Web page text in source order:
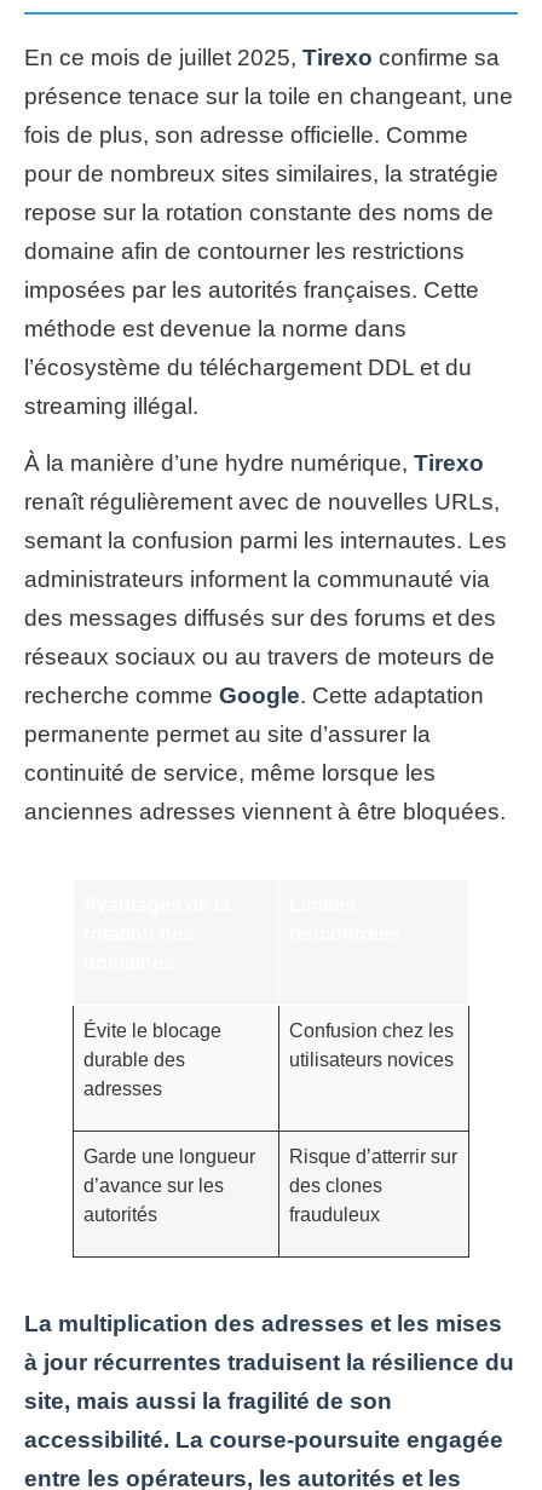
En ce mois de juillet 2025, Tirexo confirme sa
présence tenace sur la toile en changeant, une
fois de plus, son adresse officielle. Comme
pour de nombreux sites similaires, la stratégie
repose sur la rotation constante des noms de
domaine afin de contourner les restrictions
imposées par les autorités françaises. Cette
méthode est devenue la norme dans
l’écosystème du téléchargement DDL et du
streaming illégal.
À la manière d’une hydre numérique, Tirexo
renaît régulièrement avec de nouvelles URLs,
semant la confusion parmi les internautes. Les
administrateurs informent la communauté via
des messages diffusés sur des forums et des
réseaux sociaux ou au travers de moteurs de
recherche comme Google. Cette adaptation
permanente permet au site d’assurer la
continuité de service, même lorsque les
anciennes adresses viennent à être bloquées.
Évite le blocage
durable des
adresses
Confusion chez les
utilisateurs novices
Garde une longueur
d’avance sur les
autorités
Risque d’atterrir sur
des clones
frauduleux
La multiplication des adresses et les mises
à jour récurrentes traduisent la résilience du
site, mais aussi la fragilité de son
accessibilité. La course-poursuite engagée
entre les opérateurs, les autorités et les